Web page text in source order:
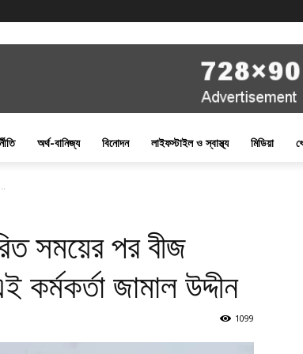
অর্থ-বানিজ্য বিনোদন লাইফস্টাইল ও স্বাস্থ্য মিডিয়া
সময়ের পর বীজ
কর্মকর্তা জামাল উদ্দীন
1099